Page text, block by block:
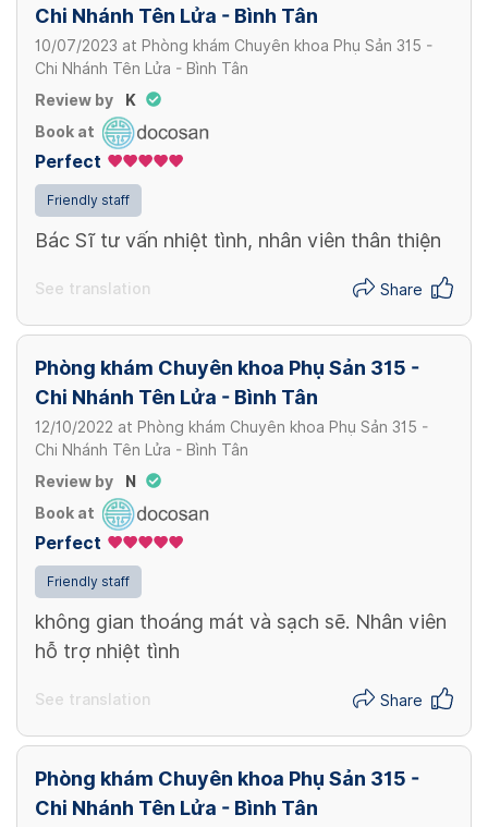
Chi Nhánh Tên Lửa - Bình Tân
10/07/2023 at Phòng khám Chuyên khoa Phụ Sản 315 -
Chi Nhánh Tên Lửa - Bình Tân
Review by
K
Book at
Perfect
Friendly staff
Bác Sĩ tư vấn nhiệt tình, nhân viên thân thiện
See translation Share
Phòng khám Chuyên khoa Phụ Sản 315 -
Chi Nhánh Tên Lửa - Bình Tân
12/10/2022 at Phòng khám Chuyên khoa Phụ Sản 315 -
Chi Nhánh Tên Lửa - Bình Tân
Review by
N
Book at
Perfect
Friendly staff
không gian thoáng mát và sạch sẽ. Nhân viên
hỗ trợ nhiệt tình
See translation Share
Phòng khám Chuyên khoa Phụ Sản 315 -
Chi Nhánh Tên Lửa - Bình Tân